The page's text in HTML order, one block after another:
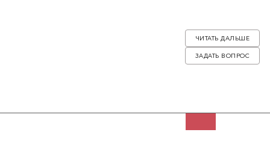
«Метаморфозы» или «Золотой осел» Апулея (124–ок. 170) —
единственный полностью сохранившийся античный роман на
спустя столетие появились новые издания и в 1895 году был
ЗАДАТЬ ВОПРОС
ЧИТАТЬ ДАЛЬШЕ